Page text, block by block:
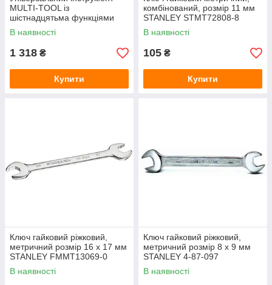
MULTI-TOOL із
шістнадцятьма функціями
DeWALT DWHT0-71843
В наявності
1 318 ₴
Купити
комбінований, розмір 11 мм
STANLEY STMT72808-8
В наявності
105 ₴
Купити
Ключ гайковий ріжковий,
метричний розмір 16 x 17 мм
STANLEY FMMT13069-0
В наявності
Ключ гайковий ріжковий,
метричний розмір 8 x 9 мм
STANLEY 4-87-097
В наявності